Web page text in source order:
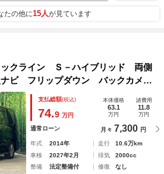
たの他に15人が見ています
クライン Ｓ－ハイブリッド 両側
ビ フリップダウン バックカメ
ーキ 禁煙車 前後ドラレコ レー
ＬＥＤヘッド ＥＴＣ クルコン
ト
支払総額(税込)
74.9 万円
本体価格
63.1
万円
諸費用
11.8
万円
通常ローン 月々 7,300 円
年式 2014年 走行
10.6万km
車検
2027年2月 排気
2000cc
整備
法定整備付 修復
なし